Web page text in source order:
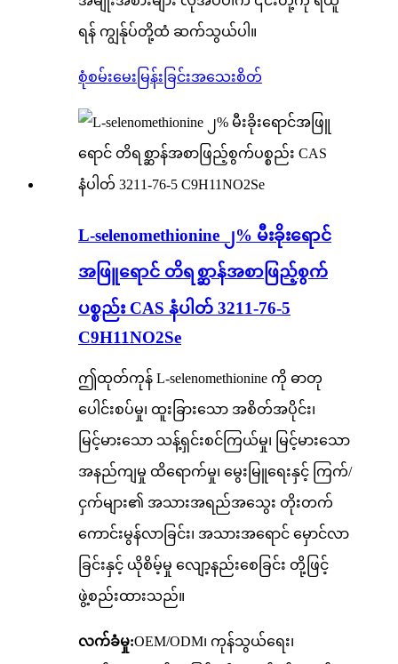
ရန် ကျွန်ုပ်တို့ထံ ဆက်သွယ်ပါ။
စုံစမ်းမေးမြန်းခြင်းအသေးစိတ်
L-selenomethionine ၂% မီးခိုးရောင်
အဖြူရောင် တိရစ္ဆာန်အစာဖြည့်စွက်
ပစ္စည်း CAS နံပါတ် 3211-76-5
C9H11NO2Se
ဤထုတ်ကုန် L-selenomethionine ကို ဓာတု
ပေါင်းစပ်မှု၊ ထူးခြားသော အစိတ်အပိုင်း၊
မြင့်မားသော သန့်ရှင်းစင်ကြယ်မှု၊ မြင့်မားသော
အနည်ကျမှု ထိရောက်မှု၊ မွေးမြူရေးနှင့် ကြက်/
ငှက်များ၏ အသားအရည်အသွေး တိုးတက်
ကောင်းမွန်လာခြင်း၊ အသားအရောင် မှောင်လာ
ခြင်းနှင့် ယိုစိမ့်မှု လျော့နည်းစေခြင်း တို့ဖြင့်
ဖွဲ့စည်းထားသည်။
လက်ခံမှု:OEM/ODM၊ ကုန်သွယ်ရေး၊